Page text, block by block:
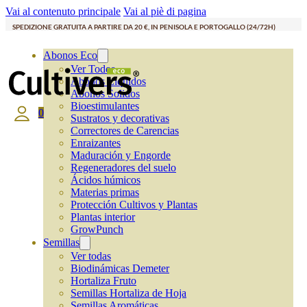
Vai al contenuto principale Vai al piè di pagina
SPEDIZIONE GRATUITA A PARTIRE DA 20 €, IN PENISOLA E PORTOGALLO (24/72H)
Abonos Eco
Ver Todos
Abonos Líquidos
Abonos Solidos
Bioestimulantes
Sustratos y decorativas
Correctores de Carencias
Enraizantes
Maduración y Engorde
Regeneradores del suelo
Ácidos húmicos
Materias primas
Protección Cultivos y Plantas
Plantas interior
GrowPunch
Semillas
Ver todas
Biodinámicas Demeter
Hortaliza Fruto
Semillas Hortaliza de Hoja
0